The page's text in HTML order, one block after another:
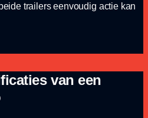
trailers eenvoudig actie kan
van een